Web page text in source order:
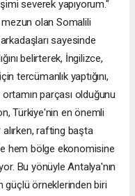
severek yapıyorum."
mezun olan Somalili
sayesinde
belirterek, İngilizce,
tercümanlık yaptığını,
parçası olduğunu
Türkiye'nin en önemli
rafting başta
hem bölge ekonomisine
Bu yönüyle Antalya'nın
güçlü örneklerinden biri